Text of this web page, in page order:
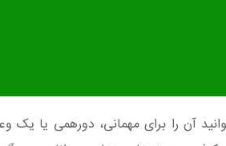
آن را برای مهمانی، دورهمی یا یک